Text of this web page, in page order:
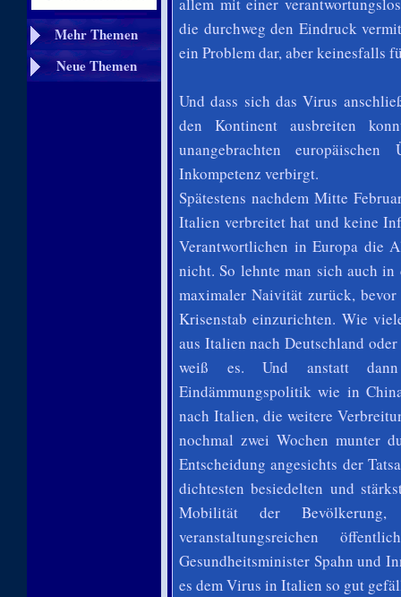
Mehr Themen
Neue Themen
die durchweg den Eindruck
ein Problem dar, aber keinesfalls
Und dass sich das Virus
den Kontinent ausbreiten
unangebrachten
Inkompetenz verbirgt.
Spätestens nachdem Mitte
Italien verbreitet hat und keine
Verantwortlichen in Europa die
nicht. So lehnte man sich auch
maximaler Naivität zurück,
Krisenstab einzurichten. Wie
aus Italien nach Deutschland
weiß es. Und anstatt dann
Eindämmungspolitik wie in
nach Italien, die weitere
nochmal zwei Wochen munter
Entscheidung angesichts der
dichtesten besiedelten und
Mobilität der
veranstaltungsreichen
Gesundheitsminister Spahn und
es dem Virus in Italien so gut